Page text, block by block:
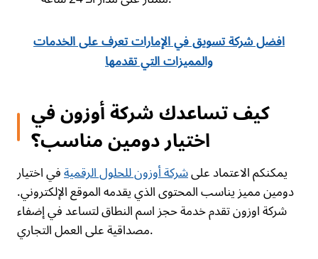
افضل شركة تسويق في الإمارات تعرف على الخدمات
والمميزات التي تقدمها
كيف تساعدك شركة أوزون في
اختيار دومين مناسب؟
يمكنكم الاعتماد علىشركة أوزون للحلول الرقميةفي اختيار
دومين مميز يناسب المحتوى الذي يقدمه الموقع الإلكتروني.
شركة اوزون تقدم خدمة حجز اسم النطاق لتساعد في إضفاء
مصداقية على العمل التجاري.